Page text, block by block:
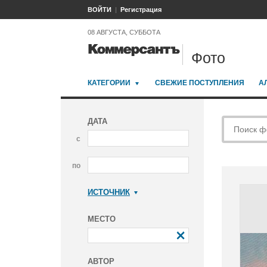
ВОЙТИ Регистрация
08 АВГУСТА, СУББОТА
Фото
КАТЕГОРИИ СВЕЖИЕ ПОСТУПЛЕНИЯ
ДАТА
с
по
ИСТОЧНИК
МЕСТО
АВТОР